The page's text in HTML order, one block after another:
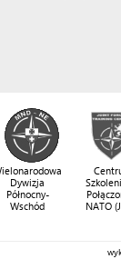
Dywizja
Północny-
Wschód
NATO